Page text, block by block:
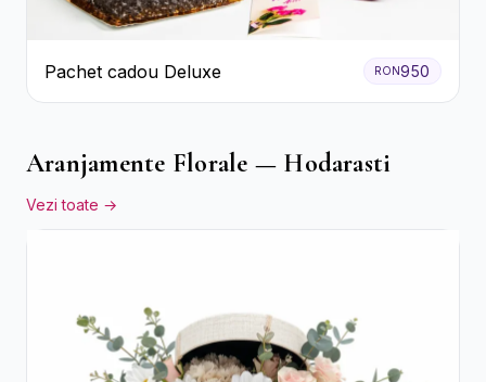
Pachet cadou Deluxe RON950
Aranjamente Florale — Hodarasti
Vezi toate →